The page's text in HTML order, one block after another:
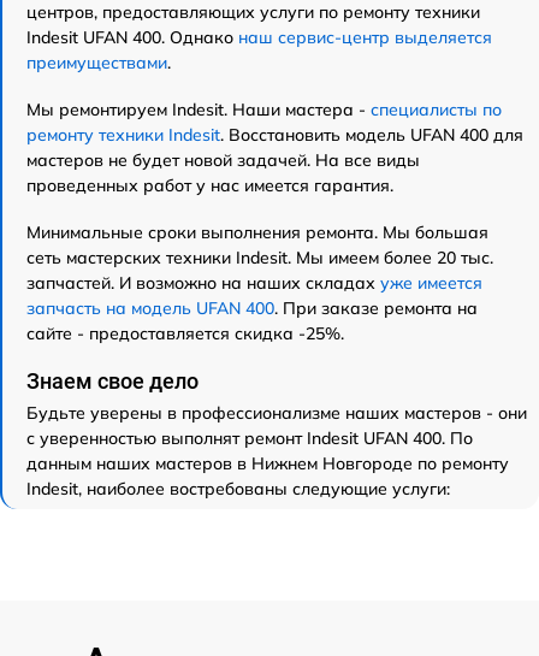
центров, предоставляющих услуги по ремонту техники
Indesit UFAN 400. Однако наш сервис-центр выделяется
преимуществами.
Мы ремонтируем Indesit. Наши мастера - специалисты по
ремонту техники Indesit. Восстановить модель UFAN 400 для
мастеров не будет новой задачей. На все виды
проведенных работ у нас имеется гарантия.
Минимальные сроки выполнения ремонта. Мы большая
сеть мастерских техники Indesit. Мы имеем более 20 тыс.
запчастей. И возможно на наших складах уже имеется
запчасть на модель UFAN 400. При заказе ремонта на
сайте - предоставляется скидка -25%.
Знаем свое дело
Будьте уверены в профессионализме наших мастеров - они
с уверенностью выполнят ремонт Indesit UFAN 400. По
данным наших мастеров в Нижнем Новгороде по ремонту
Indesit, наиболее востребованы следующие услуги: